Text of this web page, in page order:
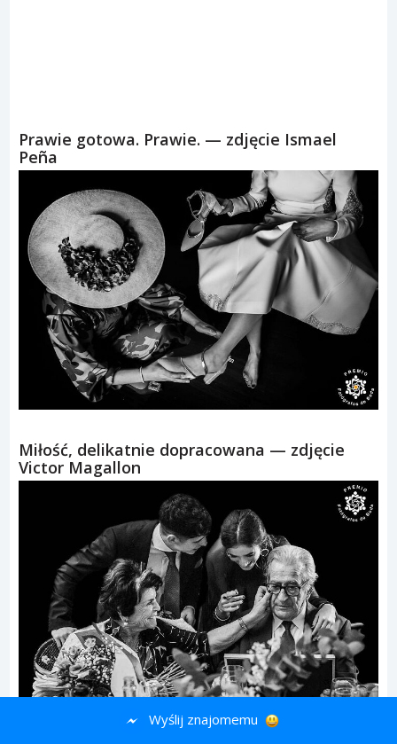
Prawie gotowa. Prawie. — zdjęcie Ismael
Peña
Miłość, delikatnie dopracowana — zdjęcie
Victor Magallon
Wyślij znajomemu